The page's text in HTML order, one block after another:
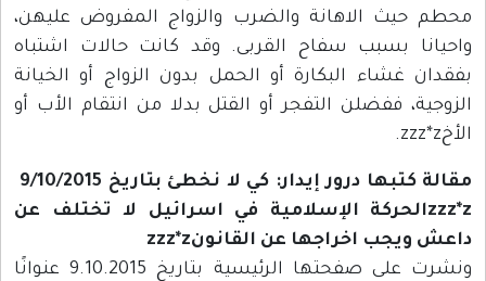
محطم حيث الاهانة والضرب والزواج المفروض عليهن،
واحيانا بسبب سفاح القربى. وقد كانت حالات اشتباه
بفقدان غشاء البكارة أو الحمل بدون الزواج أو الخيانة
الزوجية، ففضلن التفجر أو القتل بدلا من انتقام الأب أو
الأخzzz*z.
zzz*zالحركة الإسلامية في اسرائيل لا تختلف عن
داعش ويجب اخراجها عن القانونzzz*z
ونشرت على صفحتها الرئيسية بتاريخ 9.10.2015 عنوانًا